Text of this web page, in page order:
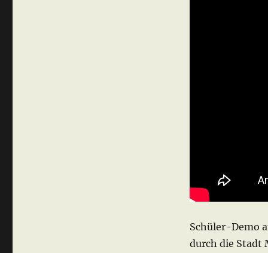
Schüler-Demo
durch die Stadt